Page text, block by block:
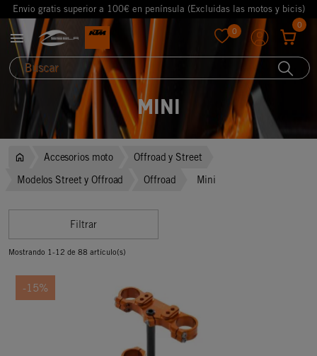
Envio gratis superior a 100€ en península (Excluidas las motos y bicis)
 0
0
Mini
Accesorios moto
Offroad y Street
Modelos Street y Offroad
Offroad Mini
Filtrar
Mostrando 1-12 de 88 artículo(s)
-15%